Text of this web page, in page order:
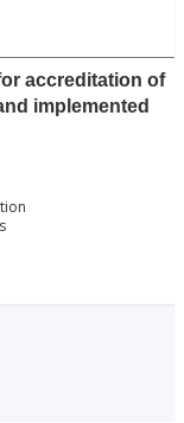
accreditation of
implemented